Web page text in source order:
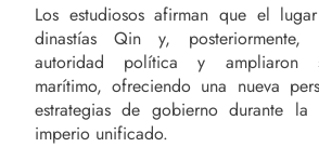
Los estudiosos afirman que el
dinastías Qin y, posteriormente,
autoridad política y ampliaron
marítimo, ofreciendo una nueva
estrategias de gobierno durante
imperio unificado.